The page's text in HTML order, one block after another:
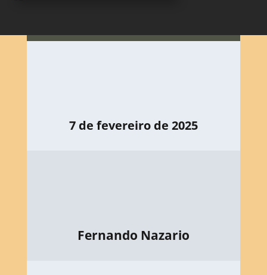
7 de fevereiro de 2025
Fernando Nazario